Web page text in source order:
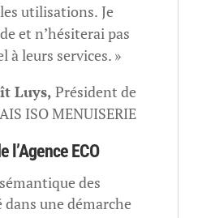
utilisations. Je
et n’hésiterai pas
à leurs services. »
Luys, Président de
ISO MENUISERIE
l’Agence ECO
des
une démarche